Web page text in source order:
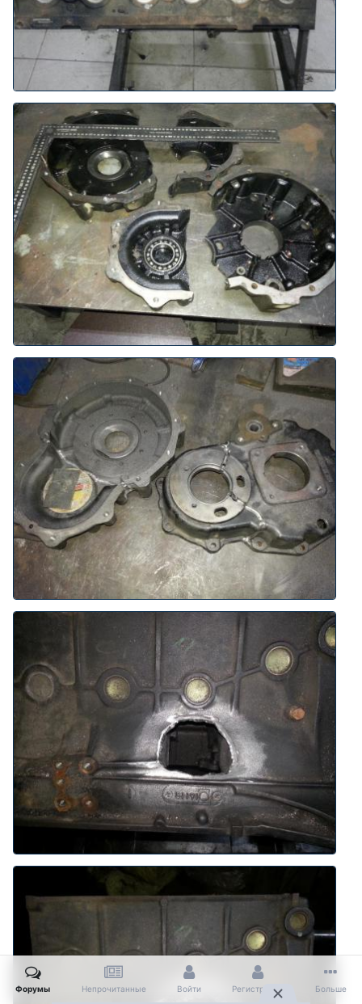
Форумы Непрочитанные Войти Регистрация Больше